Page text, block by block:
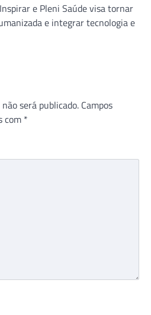
e Pleni Saúde visa tornar
e integrar tecnologia e
será publicado. Campos
com *